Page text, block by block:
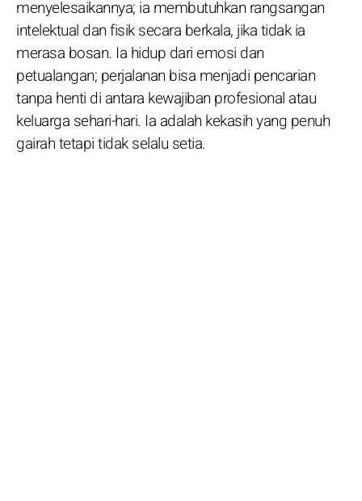
menyelesaikannya; ia membutuhkan rangsangan
intelektual dan fisik secara berkala, jika tidak ia
merasa bosan. Ia hidup dari emosi dan
petualangan; perjalanan bisa menjadi pencarian
tanpa henti di antara kewajiban profesional atau
keluarga sehari-hari. Ia adalah kekasih yang penuh
gairah tetapi tidak selalu setia.